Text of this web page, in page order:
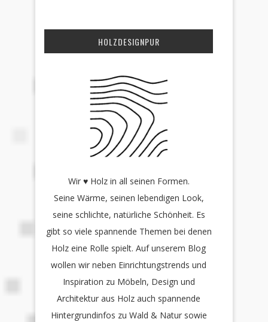
HOLZDESIGNPUR
Wir ♥ Holz in all seinen Formen.
Seine Wärme, seinen lebendigen Look,
seine schlichte, natürliche Schönheit. Es
gibt so viele spannende Themen bei denen
Holz eine Rolle spielt. Auf unserem Blog
wollen wir neben Einrichtungstrends und
Inspiration zu Möbeln, Design und
Architektur aus Holz auch spannende
Hintergrundinfos zu Wald & Natur sowie